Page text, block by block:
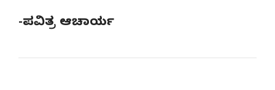
-ಪವಿತ್ರ ಆಚಾರ್ಯ